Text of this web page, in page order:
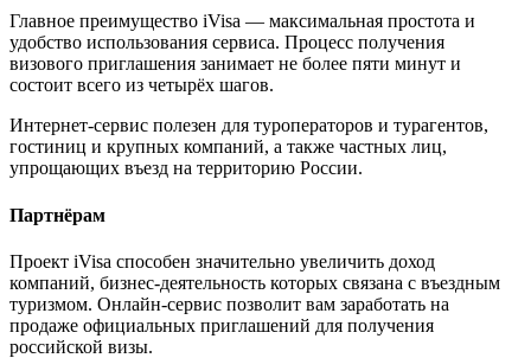
Главное преимущество iVisa — максимальная простота и
удобство использования сервиса. Процесс получения
визового приглашения занимает не более пяти минут и
состоит всего из четырёх шагов.
Интернет-сервис полезен для туроператоров и турагентов,
гостиниц и крупных компаний, а также частных лиц,
упрощающих въезд на территорию России.
Партнёрам
Проект iVisa способен значительно увеличить доход
компаний, бизнес-деятельность которых связана с въездным
туризмом. Онлайн-сервис позволит вам заработать на
продаже официальных приглашений для получения
российской визы.